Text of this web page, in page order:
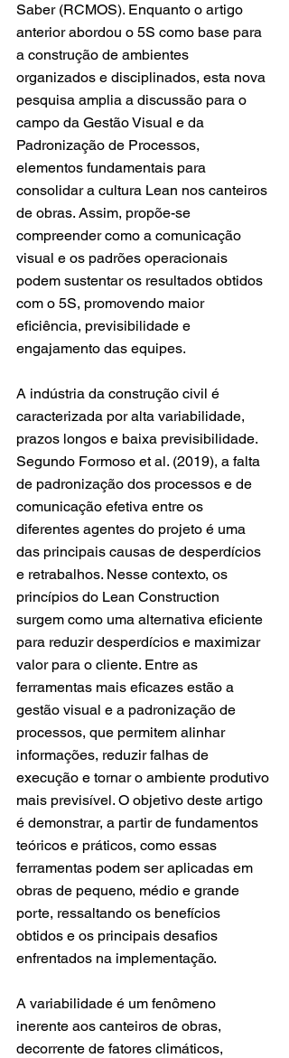
Saber (RCMOS). Enquanto o artigo
anterior abordou o 5S como base para
a construção de ambientes
organizados e disciplinados, esta nova
pesquisa amplia a discussão para o
campo da Gestão Visual e da
Padronização de Processos,
elementos fundamentais para
consolidar a cultura Lean nos canteiros
de obras. Assim, propõe-se
compreender como a comunicação
visual e os padrões operacionais
podem sustentar os resultados obtidos
com o 5S, promovendo maior
eficiência, previsibilidade e
engajamento das equipes.
A indústria da construção civil é
caracterizada por alta variabilidade,
prazos longos e baixa previsibilidade.
Segundo Formoso et al. (2019), a falta
de padronização dos processos e de
comunicação efetiva entre os
diferentes agentes do projeto é uma
das principais causas de desperdícios
e retrabalhos. Nesse contexto, os
princípios do Lean Construction
surgem como uma alternativa eficiente
para reduzir desperdícios e maximizar
valor para o cliente. Entre as
ferramentas mais eficazes estão a
gestão visual e a padronização de
processos, que permitem alinhar
informações, reduzir falhas de
execução e tornar o ambiente produtivo
mais previsível. O objetivo deste artigo
é demonstrar, a partir de fundamentos
teóricos e práticos, como essas
ferramentas podem ser aplicadas em
obras de pequeno, médio e grande
porte, ressaltando os benefícios
obtidos e os principais desafios
enfrentados na implementação.
A variabilidade é um fenômeno
inerente aos canteiros de obras,
decorrente de fatores climáticos,